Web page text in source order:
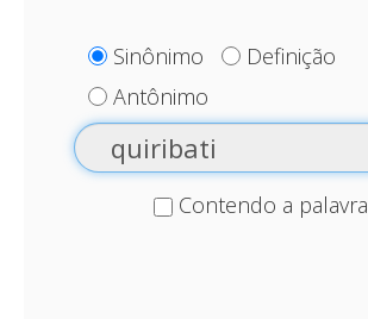
Sinônimo
Definição
Antônimo
Contendo a palavra